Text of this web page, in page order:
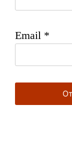
Email *